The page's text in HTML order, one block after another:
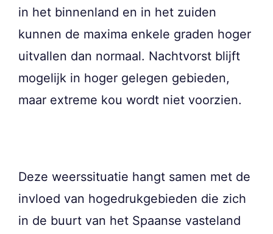
in het binnenland en in het zuiden
kunnen de maxima enkele graden hoger
uitvallen dan normaal. Nachtvorst blijft
mogelijk in hoger gelegen gebieden,
maar extreme kou wordt niet voorzien.
Deze weerssituatie hangt samen met de
invloed van hogedrukgebieden die zich
in de buurt van het Spaanse vasteland